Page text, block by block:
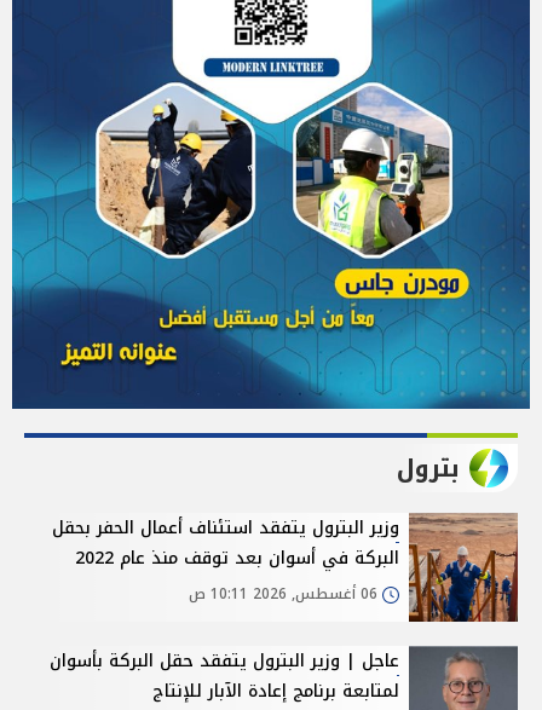
بترول
وزير البترول يتفقد استئناف أعمال الحفر بحقل
البركة في أسوان بعد توقف منذ عام 2022
عاجل | وزير البترول يتفقد حقل البركة بأسوان
لمتابعة برنامج إعادة الآبار للإنتاج